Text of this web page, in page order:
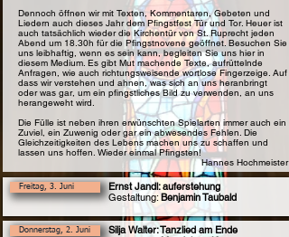
Dennoch öffnen wir mit Texten, Kommentaren, Gebeten und
Liedern auch dieses Jahr dem Pfingstfest Tür und Tor. Heuer ist
auch tatsächlich wieder die Kirchentür von St. Ruprecht jeden
Abend um 18.30h für die Pfingstnovene geöffnet. Besuchen Sie
uns leibhaftig, wenn es sein kann, begleiten Sie uns hier in
diesem Medium. Es gibt Mut machende Texte, aufrüttelnde
Anfragen, wie auch richtungsweisende wortlose Fingerzeige. Auf
dass wir verstehen und ahnen, was sich an uns heranbringt
oder was gar, um ein pfingstliches Bild zu verwenden, an uns
herangeweht wird.
Die Fülle ist neben ihren erwünschten Spielarten immer auch ein
Zuviel, ein Zuwenig oder gar ein abwesendes Fehlen. Die
Gleichzeitigkeiten des Lebens machen uns zu schaffen und
lassen uns hoffen. Wieder einmal Pfingsten!
Hannes Hochmeister
Freitag, 3. Juni
Ernst Jandl: auferstehung
Gestaltung:Benjamin Taubald
Donnerstag, 2. Juni
Silja Walter: Tanzlied am Ende